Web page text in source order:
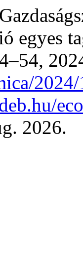
egyes
2026.